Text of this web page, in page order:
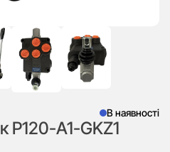
В наявності
P120-A1-GKZ1